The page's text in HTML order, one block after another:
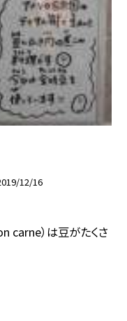
12/16
carne）は豆がたくさ